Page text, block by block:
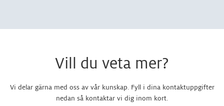
Vill du veta mer?
Vi delar gärna med oss av vår kunskap. Fyll i dina kontaktuppgifter
nedan så kontaktar vi dig inom kort.